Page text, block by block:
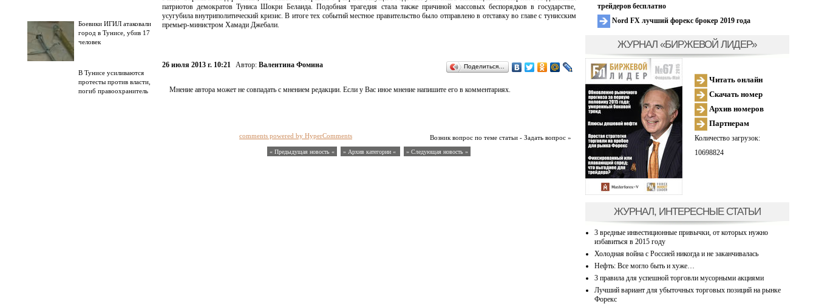
Боевики ИГИЛ атаковали
город в Тунисе, убив 17
человек
В Тунисе усиливаются
протесты против власти,
погиб правоохранитель
патриотов демократов Туниса Шокри Белаида. Подобная трагедия стала также причиной массовых беспорядков в государстве,
усугубила внутриполитический кризис. В итоге тех событий местное правительство было отправлено в отставку во главе с тунисским
премьер-министром Хамади Джебали.
26 июля 2013 г. 10:21 Автор: Валентина Фомина Поделиться…
Мнение автора может не совпадать с мнением редакции. Если у Вас иное мнение напишите его в комментариях.
Возник вопрос по теме статьи - Задать вопрос »
comments powered by HyperComments
« Предыдущая новость « » Архив категории « » Следующая новость »
трейдеров бесплатно
Nord FX лучший форекс брокер 2019 года
ЖУРНАЛ «БИРЖЕВОЙ ЛИДЕР»
Читать онлайн
Скачать номер
Архив номеров
Партнерам
Количество загрузок:
10698824
ЖУРНАЛ, ИНТЕРЕСНЫЕ СТАТЬИ
3 вредные инвестиционные привычки, от которых нужно
избавиться в 2015 году
Холодная война с Россией никогда и не заканчивалась
Нефть: Все могло быть и хуже…
3 правила для успешной торговли мусорными акциями
Лучший вариант для убыточных торговых позиций на рынке
Форекс